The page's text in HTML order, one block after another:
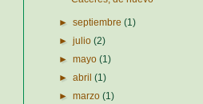
►septiembre(1)
►julio(2)
►mayo(1)
►abril(1)
►marzo(1)